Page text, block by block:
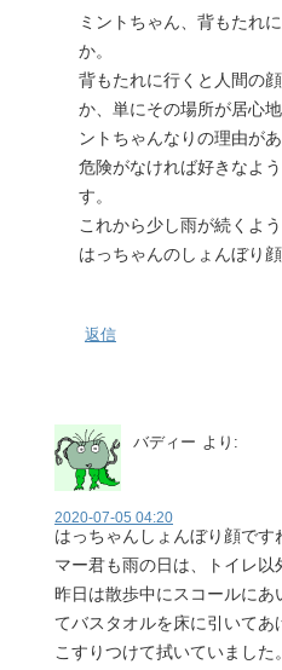
ミントちゃん、背もたれ
か。
背もたれに行くと人間の
か、単にその場所が居心
ントちゃんなりの理由が
危険がなければ好きなよ
す。
これから少し雨が続くよう
はっちゃんのしょんぼり
返信
バディー より:
2020-07-05 04:20
はっちゃんしょんぼり顔です
マー君も雨の日は、トイレ以
昨日は散歩中にスコールにあ
てバスタオルを床に引いてあ
こすりつけて拭いていました。